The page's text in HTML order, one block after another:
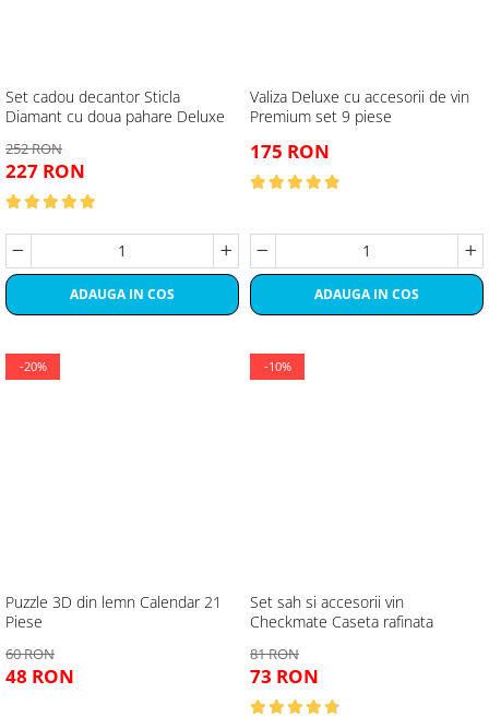
Set cadou decantor Sticla
Diamant cu doua pahare Deluxe
252 RON
227 RON
ADAUGA IN COS
Valiza Deluxe cu accesorii de vin
Premium set 9 piese
175 RON
ADAUGA IN COS
-20%
Puzzle 3D din lemn Calendar 21
Piese
60 RON
48 RON
-10%
Set sah si accesorii vin
Checkmate Caseta rafinata
81 RON
73 RON